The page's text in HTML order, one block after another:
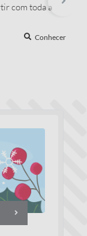
com toda a
a rock stars,
Conhecer